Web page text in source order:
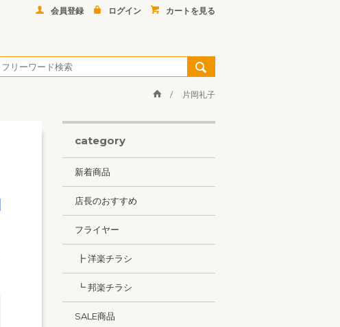
会員登録 ログイン カートを見る
片岡礼子
category
新着商品
店長のおすすめ
フライヤー
┣ 洋楽チラシ
┗ 邦楽チラシ
SALE商品